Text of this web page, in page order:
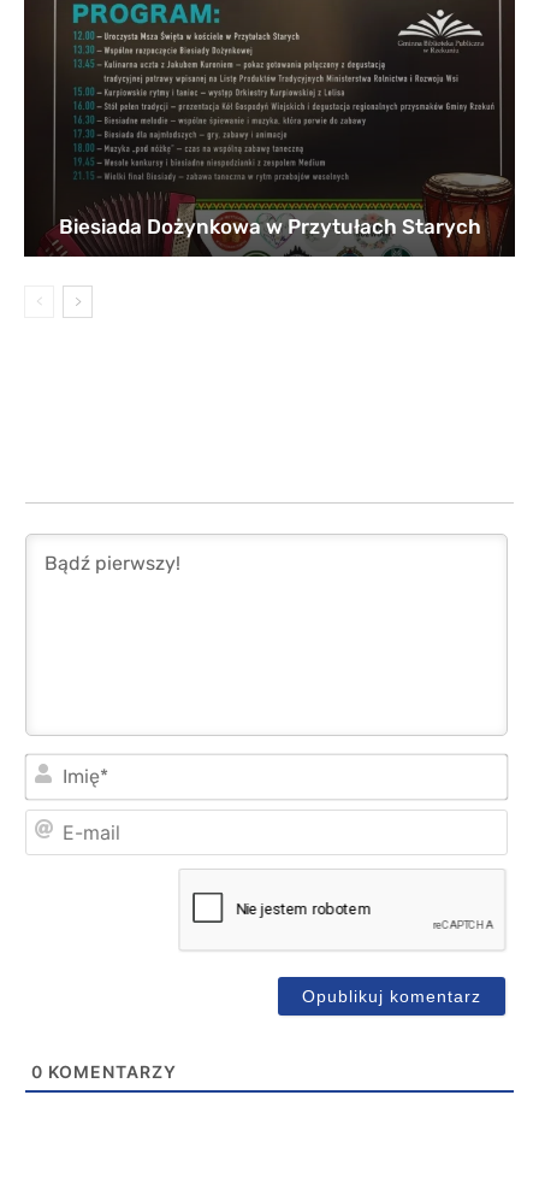
Biesiada Dożynkowa w Przytułach Starych
0 KOMENTARZY